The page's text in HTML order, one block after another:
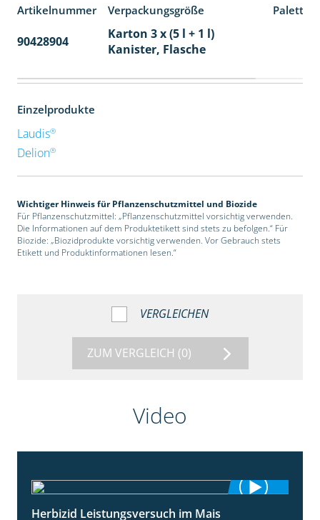
Artikelnummer Verpackungsgröße
90428904
Karton 3 x (5 l + 1 l)
Kanister, Flasche
Einzelprodukte
Laudis®
Delion®
Wichtiger Hinweis für Pflanzenschutzmittel und Biozide
Für Pflanzenschutzmittel: „Pflanzenschutzmittel vorsichtig verwenden.
Die Informationen auf dem Produktetikett sind stets zu befolgen.“ Für
Biozide: „Biozidprodukte vorsichtig verwenden. Vor Gebrauch stets
Etikett und Produktinformationen lesen.“
VERGLEICHEN
ZUM VERGLEICH (0)
Video
Herbizid Leistungsversuch im Mais